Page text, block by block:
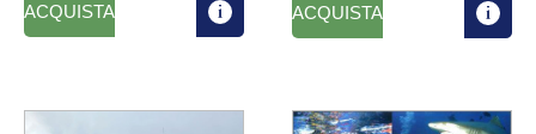
ACQUISTA ACQUISTA